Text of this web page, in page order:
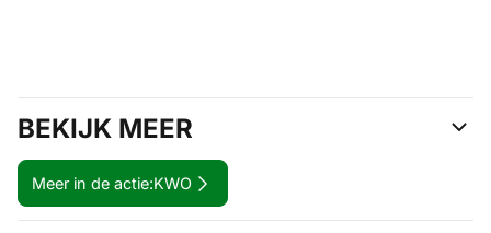
BEKIJK MEER
Meer in de actie:KWO